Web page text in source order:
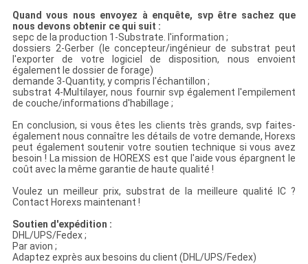
Quand vous nous envoyez à enquête, svp être sachez que
nous devons obtenir ce qui suit :
sepc de la production 1-Substrate. l'information ;
dossiers 2-Gerber (le concepteur/ingénieur de substrat peut
l'exporter de votre logiciel de disposition, nous envoient
également le dossier de forage)
demande 3-Quantity, y compris l'échantillon ;
substrat 4-Multilayer, nous fournir svp également l'empilement
de couche/informations d'habillage ;
En conclusion, si vous êtes les clients très grands, svp faites-
également nous connaître les détails de votre demande, Horexs
peut également soutenir votre soutien technique si vous avez
besoin ! La mission de HOREXS est que l'aide vous épargnent le
coût avec la même garantie de haute qualité !
Voulez un meilleur prix, substrat de la meilleure qualité IC ?
Contact Horexs maintenant !
Soutien d'expédition :
DHL/UPS/Fedex ;
Par avion ;
Adaptez exprès aux besoins du client (DHL/UPS/Fedex)